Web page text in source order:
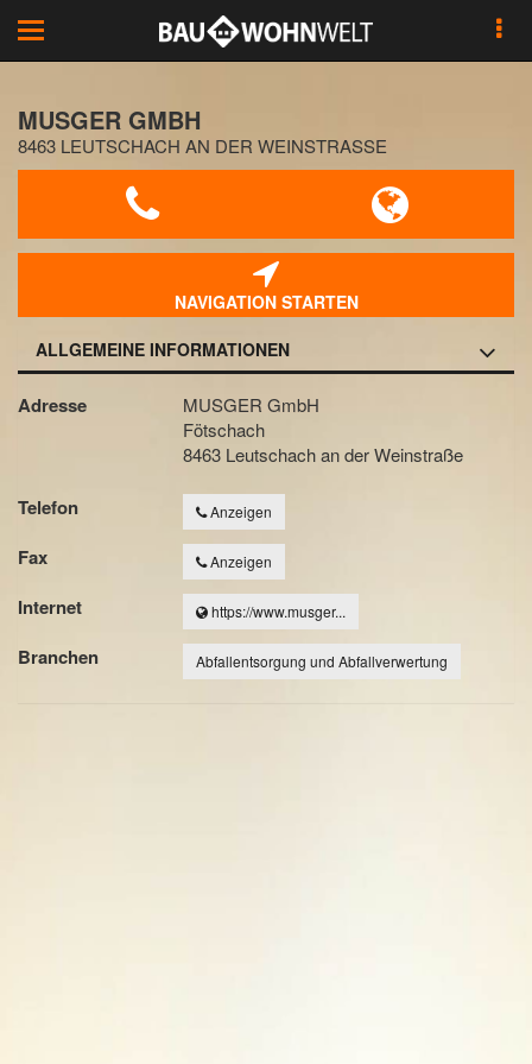
Toggle
navigation
MUSGER GMBH
8463 LEUTSCHACH AN DER WEINSTRASSE
NAVIGATION STARTEN
ALLGEMEINE INFORMATIONEN
Adresse
MUSGER GmbH
Fötschach
8463 Leutschach an der Weinstraße
Telefon Anzeigen
Fax Anzeigen
Internet https://www.musger...
Branchen Abfallentsorgung und Abfallverwertung